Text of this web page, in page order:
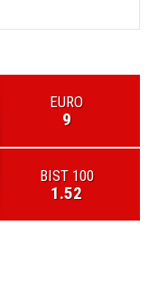
EURO
9
BIST 100
1.52